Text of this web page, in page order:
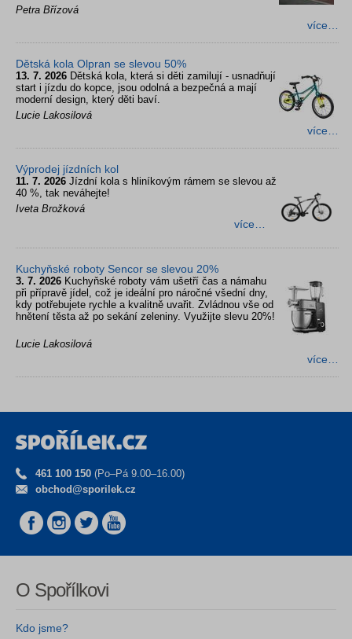
Petra Břízová
více…
Dětská kola Olpran se slevou 50%
13. 7. 2026 Dětská kola, která si děti zamilují - usnadňují
start i jízdu do kopce, jsou odolná a bezpečná a mají
moderní design, který děti baví.
Lucie Lakosilová
více…
Výprodej jízdních kol
11. 7. 2026 Jízdní kola s hliníkovým rámem se slevou až
40 %, tak neváhejte!
Iveta Brožková
více…
Kuchyňské roboty Sencor se slevou 20%
3. 7. 2026 Kuchyňské roboty vám ušetří čas a námahu
při přípravě jídel, což je ideální pro náročné všední dny,
kdy potřebujete rychle a kvalitně uvařit. Zvládnou vše od
hnětení těsta až po sekání zeleniny. Využijte slevu 20%!
Lucie Lakosilová
více…
461 100 150 (Po–Pá 9.00–16.00)
obchod@sporilek.cz
O Spořílkovi
Kdo jsme?